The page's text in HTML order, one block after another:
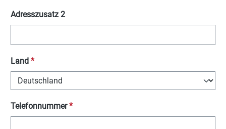
Adresszusatz 2
Land *
Telefonnummer*